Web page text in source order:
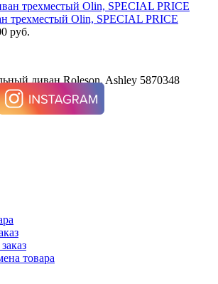
трехместый Olin, SPECIAL PRICE
руб.
диван Roleson, Ashley 5870348
товара